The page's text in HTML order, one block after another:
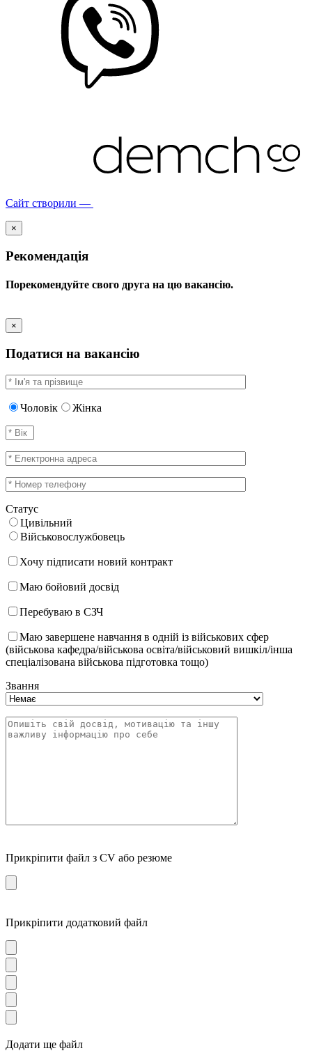
Сайт створили —
×
Рекомендація
Порекомендуйте свого друга на цю вакансію.
×
Податися на вакансію
Чоловік Жінка
Статус
Цивільний
Військовослужбовець
Хочу підписати новий контракт
Маю бойовий досвід
Перебуваю в СЗЧ
Маю завершене навчання в одній із військових сфер
(військова кафедра/військова освіта/військовий вишкіл/інша
спеціалізована військова підготовка тощо)
Звання
Прикріпити файл з CV або резюме
Прикріпити додатковий файл
Додати ще файл